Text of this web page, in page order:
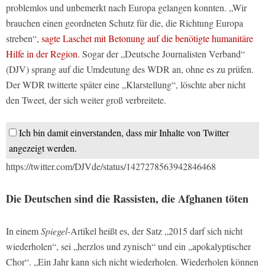
problemlos und unbemerkt nach Europa gelangen konnten. „Wir
brauchen einen geordneten Schutz für die, die Richtung Europa
streben“, sagte Laschet mit Betonung auf die benötigte humanitäre
Hilfe in der Region. Sogar der „Deutsche Journalisten Verband“
(DJV) sprang auf die Umdeutung des WDR an, ohne es zu prüfen.
Der WDR twitterte später eine „Klarstellung“, löschte aber nicht
den Tweet, der sich weiter groß verbreitete.
Ich bin damit einverstanden, dass mir Inhalte von Twitter
angezeigt werden.
https://twitter.com/DJVde/status/1427278563942846468
Die Deutschen sind die Rassisten, die Afghanen töten
In einemSpiegel-Artikel heißt es, der Satz „2015 darf sich nicht
wiederholen“, sei „herzlos und zynisch“ und ein „apokalyptischer
Chor“. „Ein Jahr kann sich nicht wiederholen. Wiederholen können